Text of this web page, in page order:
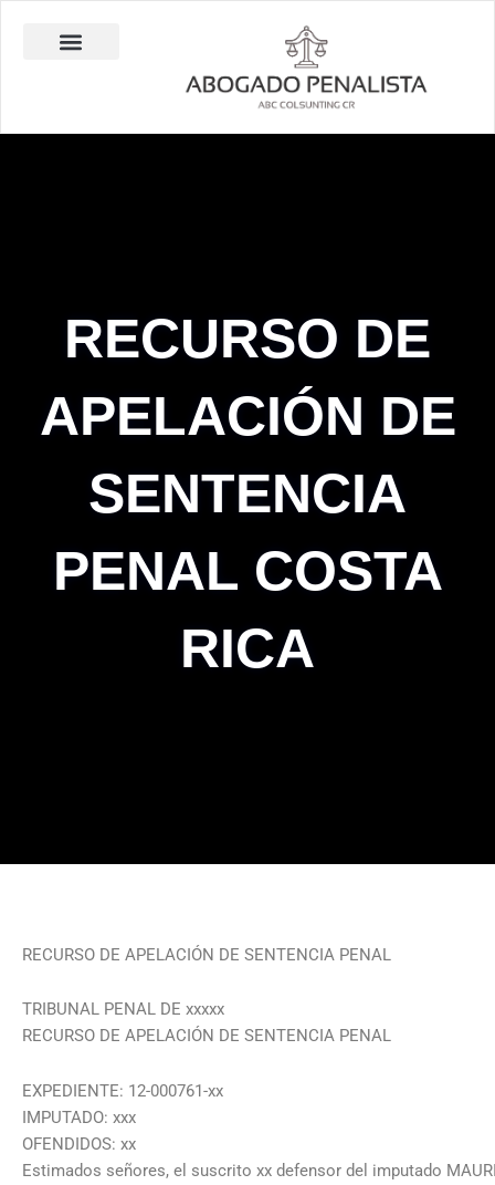
RECURSO DE
APELACIÓN DE
SENTENCIA
PENAL COSTA
RICA
RECURSO DE APELACIÓN DE SENTENCIA PENAL
TRIBUNAL PENAL DE xxxxx
RECURSO DE APELACIÓN DE SENTENCIA PENAL
EXPEDIENTE: 12-000761-xx
IMPUTADO: xxx
OFENDIDOS: xx
Estimados señores, el suscrito xx defensor del imputado